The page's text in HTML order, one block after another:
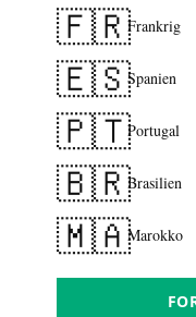
🇫🇷Frankrig
🇪🇸Spanien
🇵🇹Portugal
🇧🇷Brasilien
🇲🇦Marokko